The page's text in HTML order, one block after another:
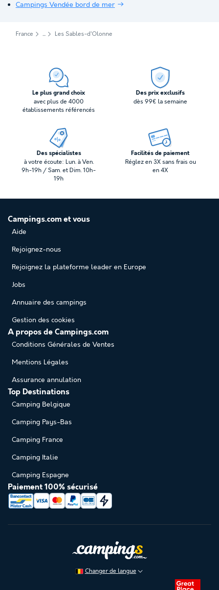
Campings Vendée bord de mer
France Les Sables-d'Olonne
Le plus grand choix
avec plus de 4000
établissements référencés
Des prix exclusifs
dès 99€ la semaine
Des spécialistes
à votre écoute: Lun. à Ven.
9h-19h / Sam. et Dim. 10h-
19h
Facilités de paiement
Réglez en 3X sans frais ou
en 4X
Campings.com et vous
Aide
Rejoignez-nous
Rejoignez la plateforme leader en Europe
Jobs
Annuaire des campings
Gestion des cookies
A propos de Campings.com
Conditions Générales de Ventes
Mentions Légales
Assurance annulation
Top Destinations
Camping Belgique
Camping Pays-Bas
Camping France
Camping Italie
Camping Espagne
Paiement 100% sécurisé
Changer de langue